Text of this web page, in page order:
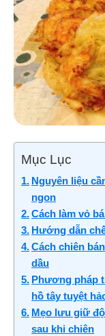
Mục Lục
Nguyên liệu
ngon
Cách làm vỏ
Hướng dẫn
Cách chiên
dầu
Phương pháp
hồ tây tuyệt
Mẹo lưu giữ
sau khi chiên